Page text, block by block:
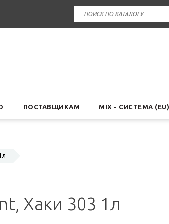
ПОСТАВЩИКАМ MIX - СИСТЕМА (EU)
Хаки 303 1л